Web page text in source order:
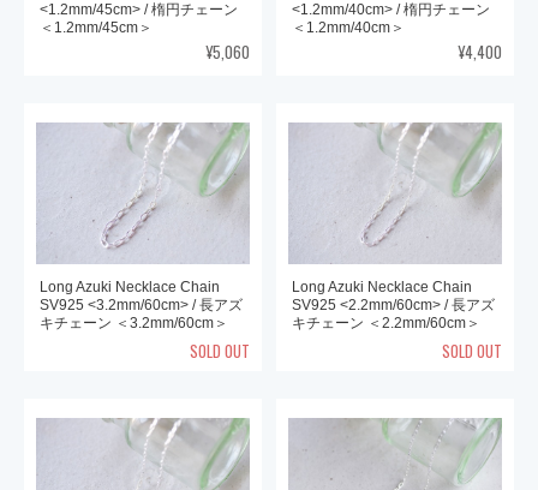
<1.2mm/45cm> / 楕円チェーン
＜1.2mm/45cm＞
¥5,060
<1.2mm/40cm> / 楕円チェーン
＜1.2mm/40cm＞
¥4,400
Long Azuki Necklace Chain
SV925 <3.2mm/60cm> / 長アズ
キチェーン ＜3.2mm/60cm＞
SOLD OUT
Long Azuki Necklace Chain
SV925 <2.2mm/60cm> / 長アズ
キチェーン ＜2.2mm/60cm＞
SOLD OUT